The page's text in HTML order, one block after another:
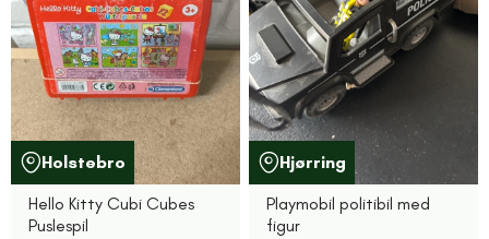
Holstebro
Hello Kitty Cubi Cubes
Puslespil
Hjørring
Playmobil politibil med
figur